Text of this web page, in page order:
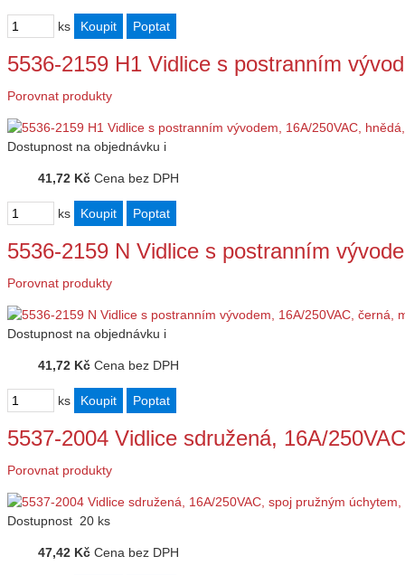
ks
5536-2159 H1 Vidlice s postranním
Porovnat produkty
Dostupnost na objednávku i
41,72 Kč Cena bez DPH
ks
5536-2159 N Vidlice s postranním
Porovnat produkty
Dostupnost na objednávku i
41,72 Kč Cena bez DPH
ks
5537-2004 Vidlice sdružená, 16A/
Porovnat produkty
Dostupnost 20 ks
47,42 Kč Cena bez DPH